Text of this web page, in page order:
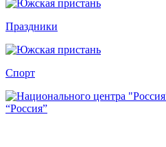
Праздники
Спорт
“Россия”